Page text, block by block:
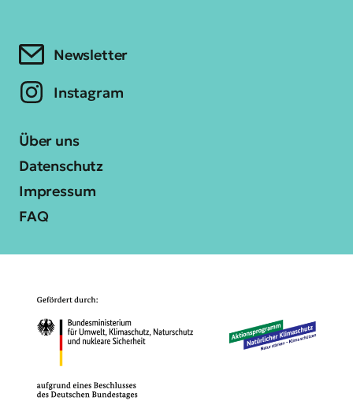
Newsletter
Instagram
Über uns
Datenschutz
Impressum
FAQ